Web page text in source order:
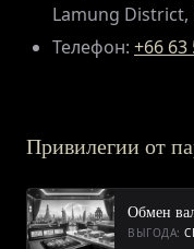
Lamung District,
Телефон: +66 63
Привилегии от
Обмен
ВЫГОДА: